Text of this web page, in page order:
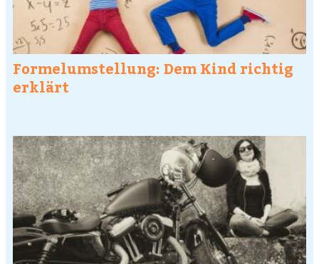
Formelumstellung: Dem Kind richtig
erklärt